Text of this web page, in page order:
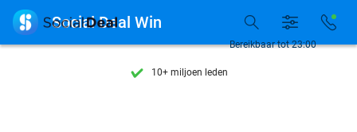
7 dagen per week beschikbaar
10+ miljoen leden
Bereikbaar tot 23:00
 Social Deal Win